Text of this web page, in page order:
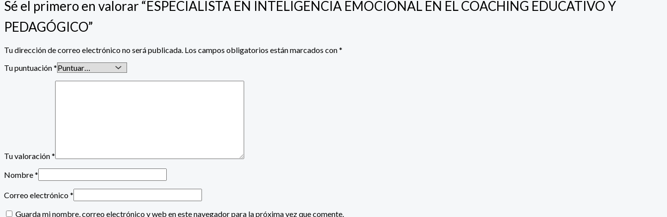
Sé el primero en valorar “ESPECIALISTA EN INTELIGENCIA EMOCIONAL EN EL COACHING EDUCATIVO Y
PEDAGÓGICO”
Tu dirección de correo electrónico no será publicada. Los campos obligatorios están marcados con*
Tu puntuación*
Tu valoración*
Nombre*
Correo electrónico*
Guarda mi nombre, correo electrónico y web en este navegador para la próxima vez que comente.